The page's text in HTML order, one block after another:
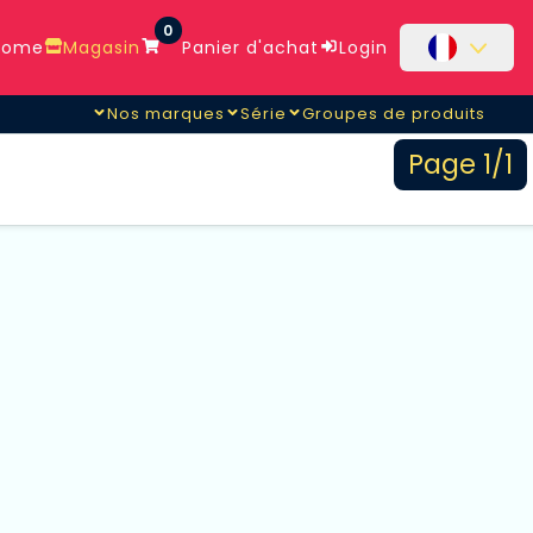
Magasin
0
Panier d'achat Login
Nos marques Série Groupes de produits
Page 1/1